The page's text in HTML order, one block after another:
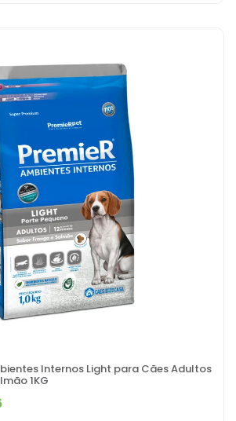
Internos Light para Cães Adultos
1KG